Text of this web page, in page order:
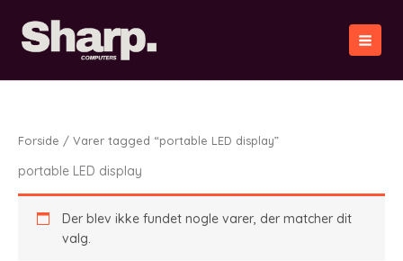
indholdet
Forside / Varer tagged “portable LED display”
portable LED display
Der blev ikke fundet nogle varer, der matcher dit
valg.